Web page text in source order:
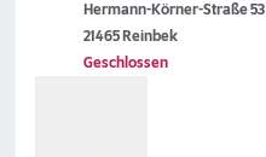
Hermann-Körner-Straße 53
21465 Reinbek
Geschlossen